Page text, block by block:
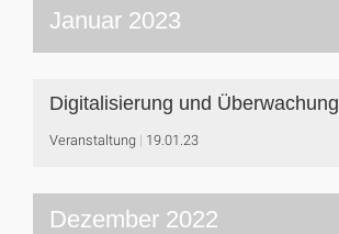
Januar 2023
Digitalisierung und Überwachung
Veranstaltung 19.01.23
Dezember 2022